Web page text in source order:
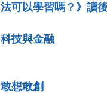
法可以學習嗎？》讀
科技與金融
敢想敢創